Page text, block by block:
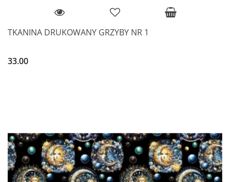
TKANINA DRUKOWANY GRZYBY NR 1
33.00